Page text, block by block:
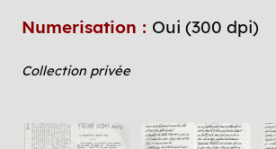
Numerisation : Oui (300 dpi)
Collection privée